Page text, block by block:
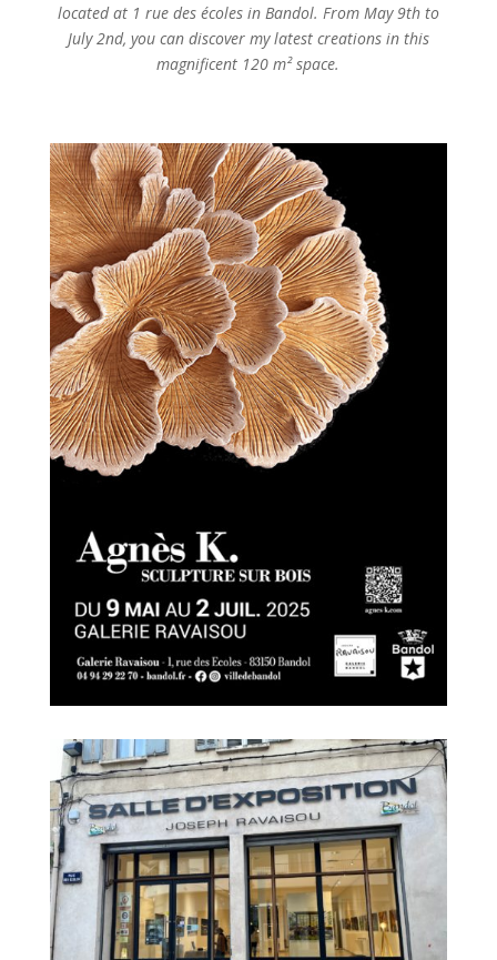
located at 1 rue des écoles in Bandol. From May 9th to
July 2nd, you can discover my latest creations in this
magnificent 120 m² space.